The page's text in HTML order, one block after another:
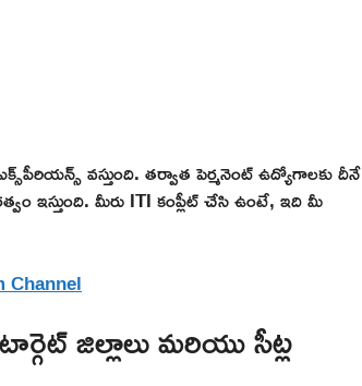
వస్తుంది. తర్వాత పెర్మనెంట్ ఉద్యోగాలకు దీనే
ఇస్తుంది. మీరు ITI కంప్లీట్ చేసి ఉంటే, ఇది మీ
Channel
జిల్లాలు మరియు సీట్ల